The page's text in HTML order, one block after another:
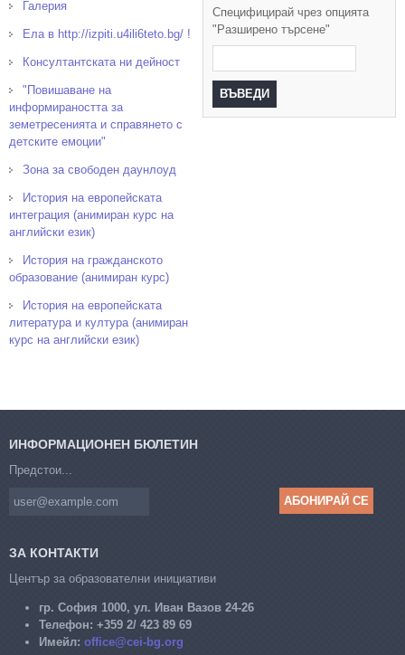
Галерия
Ела в http://izpiti.u4ili6teto.bg/ !
Консултантската ни дейност
"Повишаване на
информираността за
земетресенията и справянето с
детските емоции"
Зона за свободен даунлоуд
История на европейската
интеграция (анимиран курс на
английски език)
История на гражданското
образование (анимиран курс)
История на европейската
литература и култура (анимиран
курс на английски език)
Специфицирай чрез опцията
"Разширено търсене"
ИНФОРМАЦИОНЕН БЮЛЕТИН
Предстои...
ЗА КОНТАКТИ
Център за образователни инициативи
гр. София 1000, ул. Иван Вазов 24-26
Телефон: +359 2/ 423 89 69
Имейл: office@cei-bg.org